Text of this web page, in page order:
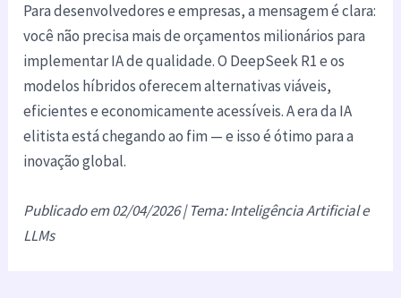
Para desenvolvedores e empresas, a mensagem é clara:
você não precisa mais de orçamentos milionários para
implementar IA de qualidade. O DeepSeek R1 e os
modelos híbridos oferecem alternativas viáveis,
eficientes e economicamente acessíveis. A era da IA
elitista está chegando ao fim — e isso é ótimo para a
inovação global.
Publicado em 02/04/2026 | Tema: Inteligência Artificial e
LLMs